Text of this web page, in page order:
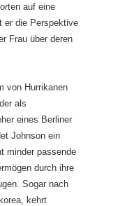
auf eine
er die Perspektive
Frau über deren
von Hurrikanen
als
eines Berliner
Johnson ein
minder passende
durch ihre
Sogar nach
kehrt